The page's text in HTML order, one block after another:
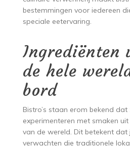
bestemmingen voor iedereen
speciale eetervaring.
Ingrediënten
de hele
bord
Bistro’s staan erom bekend
experimenteren met smaken
van de wereld. Dit betekent dat
verwachten die traditionele